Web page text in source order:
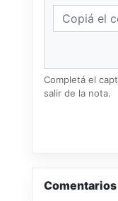
Completá el
salir de la nota.
Comentarios